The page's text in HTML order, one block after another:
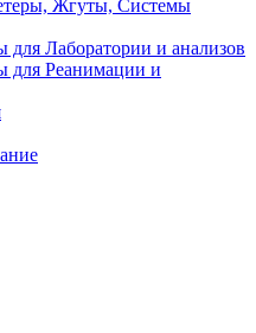
Жгуты, Системы
для Лаборатории и анализов
для Реанимации и